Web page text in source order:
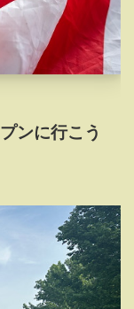
ンに行こう